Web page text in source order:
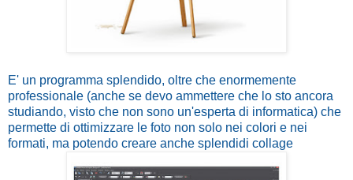
E' un programma splendido, oltre che enormemente
professionale (anche se devo ammettere che lo sto ancora
studiando, visto che non sono un'esperta di informatica) che
permette di ottimizzare le foto non solo nei colori e nei
formati, ma potendo creare anche splendidi collage